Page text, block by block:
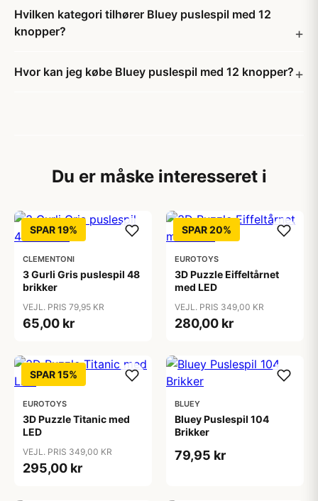
Hvilken kategori tilhører Bluey puslespil med 12
knopper?
Hvor kan jeg købe Bluey puslespil med 12 knopper?
Du er måske interesseret i
SPAR 19%
CLEMENTONI
3 Gurli Gris puslespil 48
brikker
VEJL. PRIS 79,95 KR
65,00 kr
SPAR 20%
EUROTOYS
3D Puzzle Eiffeltårnet
med LED
VEJL. PRIS 349,00 KR
280,00 kr
SPAR 15%
EUROTOYS
3D Puzzle Titanic med
LED
VEJL. PRIS 349,00 KR
295,00 kr
BLUEY
Bluey Puslespil 104
Brikker
79,95 kr